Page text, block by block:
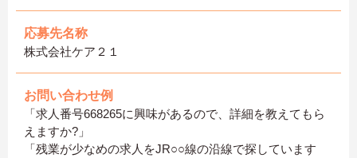
応募先名称
株式会社ケア２１
お問い合わせ例
「求人番号668265に興味があるので、詳細を教えてもら
えますか?」
「残業が少なめの求人をJR○○線の沿線で探しています